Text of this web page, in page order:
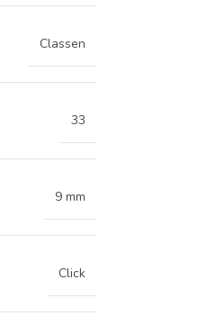
Classen
33
9 mm
Click